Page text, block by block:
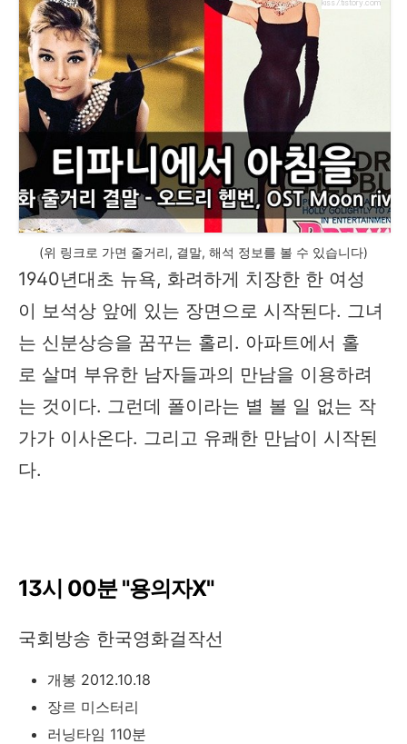
kiss7.tistory.com
(위 링크로 가면 줄거리, 결말, 해석 정보를 볼 수 있습니다)
1940년대초 뉴욕, 화려하게 치장한 한 여성
이 보석상 앞에 있는 장면으로 시작된다. 그녀
는 신분상승을 꿈꾸는 홀리. 아파트에서 홀
로 살며 부유한 남자들과의 만남을 이용하려
는 것이다. 그런데 폴이라는 별 볼 일 없는 작
가가 이사온다. 그리고 유쾌한 만남이 시작된
다.
13시 00분 "용의자X"
국회방송 한국영화걸작선
개봉 2012.10.18
장르 미스터리
러닝타임 110분